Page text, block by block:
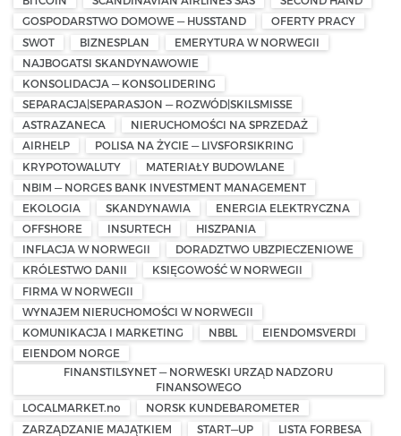
GOSPODARSTWO DOMOWE — HUSSTAND
OFERTY PRACY
SWOT
BIZNESPLAN
EMERYTURA W NORWEGII
NAJBOGATSI SKANDYNAWOWIE
KONSOLIDACJA — KONSOLIDERING
SEPARACJA|SEPARASJON — ROZWÓD|SKILSMISSE
ASTRAZANECA
NIERUCHOMOŚCI NA SPRZEDAŻ
AIRHELP
POLISA NA ŻYCIE — LIVSFORSIKRING
KRYPOTOWALUTY
MATERIAŁY BUDOWLANE
NBIM — NORGES BANK INVESTMENT MANAGEMENT
EKOLOGIA
SKANDYNAWIA
ENERGIA ELEKTRYCZNA
OFFSHORE
INSURTECH
HISZPANIA
INFLACJA W NORWEGII
DORADZTWO UBZPIECZENIOWE
KRÓLESTWO DANII
KSIĘGOWOŚĆ W NORWEGII
FIRMA W NORWEGII
WYNAJEM NIERUCHOMOŚCI W NORWEGII
KOMUNIKACJA I MARKETING
NBBL
EIENDOMSVERDI
EIENDOM NORGE
FINANSTILSYNET — NORWESKI URZĄD NADZORU
FINANSOWEGO
LOCALMARKET.no
NORSK KUNDEBAROMETER
ZARZĄDZANIE MAJĄTKIEM
START—UP
LISTA FORBESA